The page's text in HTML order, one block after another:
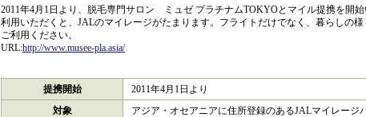
2011年4月1日より、脱毛専門サロン ミュゼ プラチナムTOKYOとマイル提携を開
利用いただくと、JALのマイレージがたまります。フライトだけでなく、暮らしの
ご利用ください。
URL:http://www.musee-pla.asia/
提携開始
2011年4月1日より
対象
アジア・オセアニアに住所登録のあるJALマイレージ